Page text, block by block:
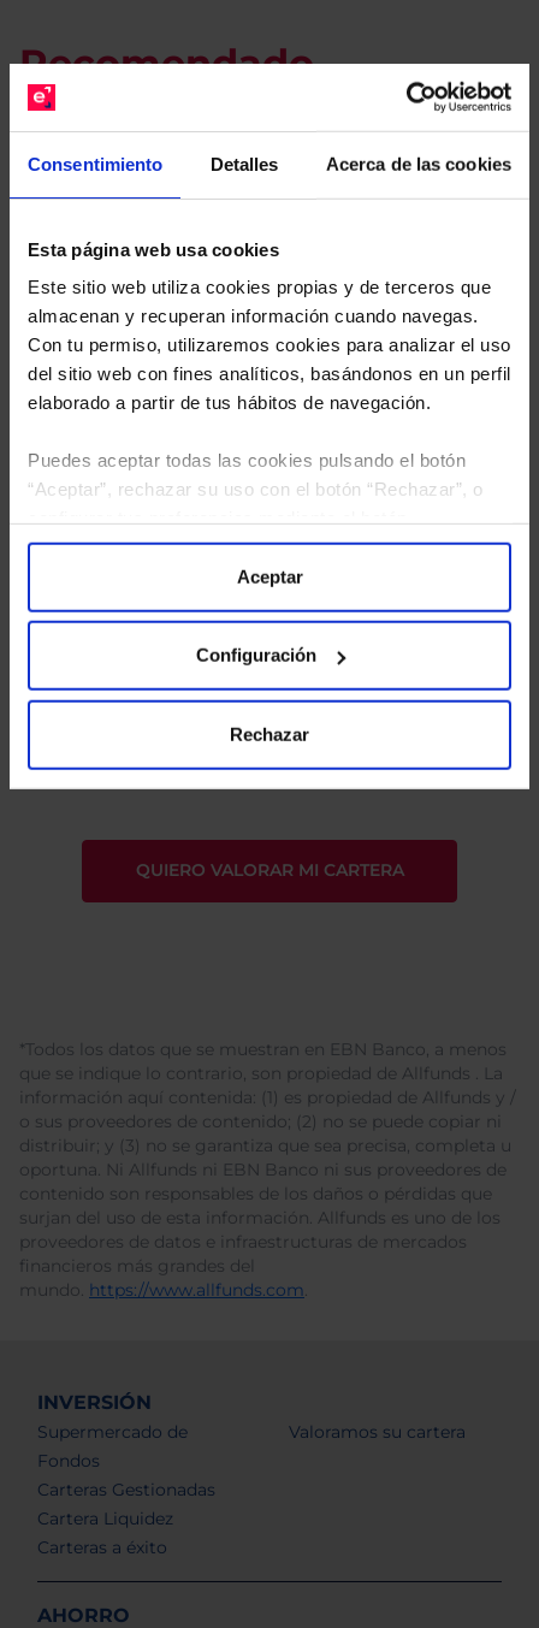
Consentimiento Detalles Acerca de las cookies
Esta página web usa cookies
Este sitio web utiliza cookies propias y de terceros que
almacenan y recuperan información cuando navegas.
Con tu permiso, utilizaremos cookies para analizar el uso
del sitio web con fines analíticos, basándonos en un perfil
elaborado a partir de tus hábitos de navegación.
Puedes aceptar todas las cookies pulsando el botón
“Aceptar”, rechazar su uso con el botón “Rechazar”, o
“Configuración”. Consulta nuestraPolítica
para más información.
Aceptar
Configuración
Rechazar
Recomendado.
Le hacemos un estudio
gratuito de su cartera.
Descárguese el archivoe indíquenos los ISINs de
estudio gratuito de sus alternativas de Clases
Limpias con las que podrá ahorrar en sus costes.
tratamiento de mis datos personales.
*Todos los datos que se muestran en EBN Banco, a menos
que se indique lo contrario, son propiedad de Allfunds . La
información aquí contenida: (1) es propiedad de Allfunds y /
o sus proveedores de contenido; (2) no se puede copiar ni
distribuir; y (3) no se garantiza que sea precisa, completa u
oportuna. Ni Allfunds ni EBN Banco ni sus proveedores de
contenido son responsables de los daños o pérdidas que
surjan del uso de esta información. Allfunds es uno de los
proveedores de datos e infraestructuras de mercados
financieros más grandes del
mundo. https://www.allfunds.com.
INVERSIÓN
Supermercado de
Fondos
Carteras Gestionadas
Cartera Liquidez
Carteras a éxito
Valoramos su cartera
AHORRO